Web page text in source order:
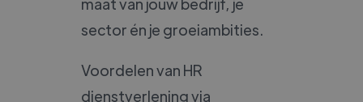
sector én je groeiambities.
Voordelen van HR
dienstverlening via